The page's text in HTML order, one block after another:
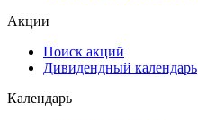
Акции
Поиск акций
Дивидендный календарь
Календарь